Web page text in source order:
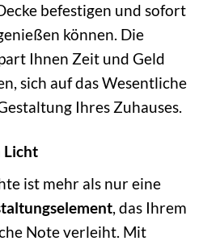
befestigen und sofort
können. Die
Ihnen Zeit und Geld
sich auf das Wesentliche
Ihres Zuhauses.
Licht
ist mehr als nur eine
, das Ihrem
Note verleiht. Mit